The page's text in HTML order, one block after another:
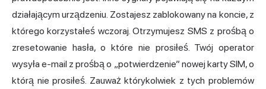
działającym urządzeniu. Zostajesz zablokowany na koncie, z
którego korzystałeś wczoraj. Otrzymujesz SMS z prośbą o
zresetowanie hasła, o które nie prosiłeś. Twój operator
wysyła e-mail z prośbą o „potwierdzenie” nowej karty SIM, o
którą nie prosiłeś. Zauważ którykolwiek z tych problemów